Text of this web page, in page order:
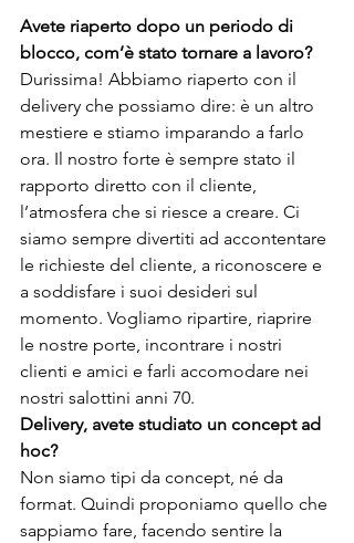
Avete riaperto dopo un periodo di
blocco, com’è stato tornare a lavoro?
Durissima! Abbiamo riaperto con il
delivery che possiamo dire: è un altro
mestiere e stiamo imparando a farlo
ora. Il nostro forte è sempre stato il
rapporto diretto con il cliente,
l’atmosfera che si riesce a creare. Ci
siamo sempre divertiti ad accontentare
le richieste del cliente, a riconoscere e
a soddisfare i suoi desideri sul
momento. Vogliamo ripartire, riaprire
le nostre porte, incontrare i nostri
clienti e amici e farli accomodare nei
nostri salottini anni 70.
Delivery, avete studiato un concept ad
hoc?
Non siamo tipi da concept, né da
format. Quindi proponiamo quello che
sappiamo fare, facendo sentire la